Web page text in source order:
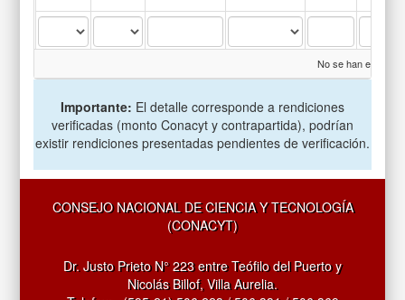
No se han
Importante: El detalle corresponde a rendiciones
verificadas (monto Conacyt y contrapartida), podrían
existir rendiciones presentadas pendientes de verificación.
CONSEJO NACIONAL DE CIENCIA Y TECNOLOGÍA
(CONACYT)
Dr. Justo Prieto N° 223 entre Teófilo del Puerto y
Nicolás Billof, Villa Aurelia.